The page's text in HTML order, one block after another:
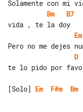
Bm
B7
Em
D
te lo pido por
[Solo] Em F#m Bm